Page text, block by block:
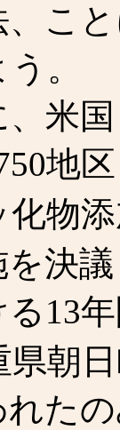
こ
。
米
地
化物
決
13
県朝
た